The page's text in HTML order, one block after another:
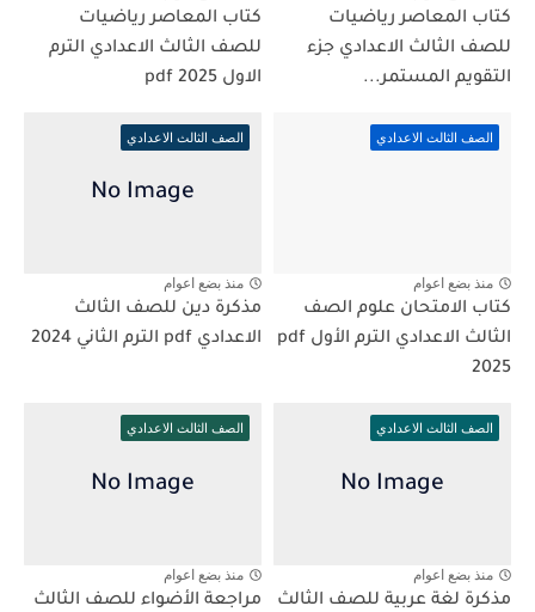
كتاب المعاصر رياضيات
للصف الثالث الاعدادي جزء
التقويم المستمر...
كتاب المعاصر رياضيات
للصف الثالث الاعدادي الترم
الاول 2025 pdf
الصف الثالث الاعدادي
منذ بضع اعوام
كتاب الامتحان علوم الصف
الثالث الاعدادي الترم الأول pdf
2025
الصف الثالث الاعدادي
منذ بضع اعوام
مذكرة دين للصف الثالث
الاعدادي pdf الترم الثاني 2024
الصف الثالث الاعدادي
منذ بضع اعوام
مذكرة لغة عربية للصف الثالث
الصف الثالث الاعدادي
منذ بضع اعوام
مراجعة الأضواء للصف الثالث